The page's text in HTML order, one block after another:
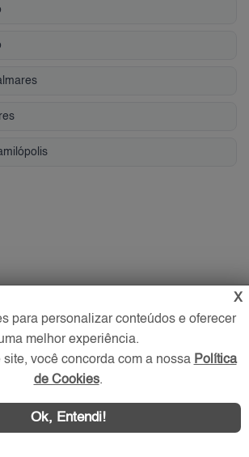
X
para personalizar conteúdos e oferecer
melhor experiência.
você concorda com a nossa Política
de Cookies.
Ok, Entendi!